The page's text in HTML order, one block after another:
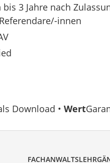
bis 3 Jahre nach
innen
Download • Wert